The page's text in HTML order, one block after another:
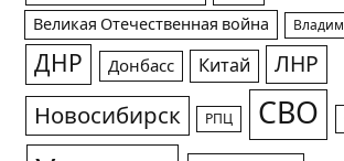
Великая Отечественная война
ДНР Донбасс Китай ЛНР
Новосибирск РПЦ СВО